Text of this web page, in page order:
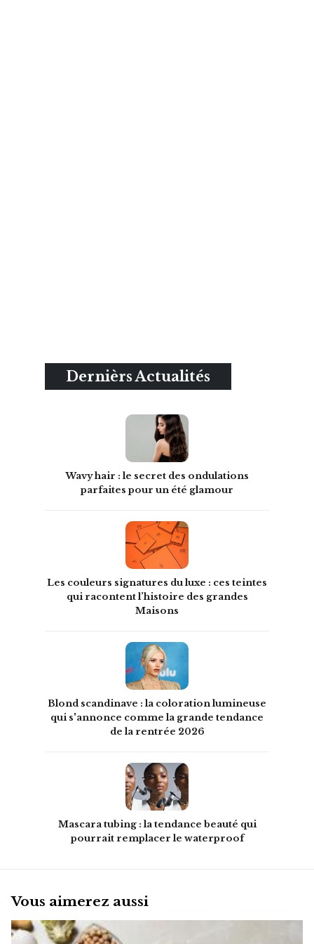
Dernièrs Actualités
Wavy hair : le secret des ondulations
parfaites pour un été glamour
Les couleurs signatures du luxe : ces teintes
qui racontent l’histoire des grandes
Maisons
Blond scandinave : la coloration lumineuse
qui s'annonce comme la grande tendance
de la rentrée 2026
Mascara tubing : la tendance beauté qui
pourrait remplacer le waterproof
Vous aimerez aussi